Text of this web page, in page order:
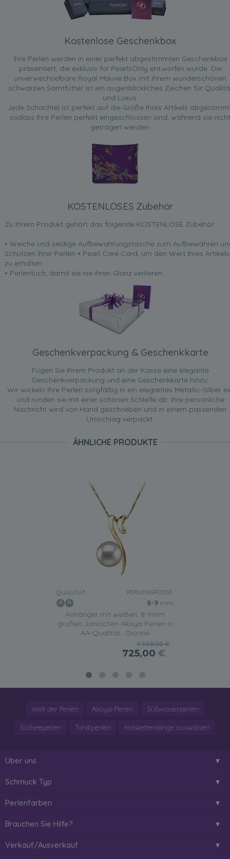
Kostenlose Geschenkbox
Ihre Perlen werden in einer perfekt abgestimmten Geschenkbox
präsentiert, die exklusiv für PearlsOnly entworfen wurde. Die
unverwechselbare Royal Mauve Box mit ihrem wunderschönen
schwarzen Samtfutter ist ein augenblickliches Zeichen für
und Luxus.
Jede Schachtel ist perfekt auf die Größe Ihres Artikels
sodass Ihre Perlen perfekt eingeschlossen sind, während sie nicht
getragen werden.
KOSTENLOSES Zubehör
Zu Ihrem Produkt gehört das folgende KOSTENLOSE Zubehör:
• Weiche und seidige Aufbewahrungstasche zum Aufbewahren
Schützen Ihrer Perlen • Pearl Care Card, um den Wert Ihres Artikels
zu erhalten
• Perlentuch, damit sie nie ihren Glanz verlieren.
Geschenkverpackung & Geschenkkarte
Fügen Sie Ihrem Produkt an der Kasse eine elegante
Geschenkverpackung und eine Geschenkkarte hinzu.
Wir wickeln Ihre Perlen sorgfältig in ein elegantes Metallic-Silber
und runden sie mit einer schönen Schleife ab. Ihre persönliche
Nachricht wird von Hand geschrieben und in einem passenden
Umschlag verpackt.
ÄHNLICHE PRODUKTE
QUALITÄT: PERLENGRÖSSE:
8-9 mm
Anhänger mit weißen, 8-9mm
großen Janischen Akoya Perlen in
AA-Qualität , Dionne
4.409,00 €
725,00 €
Welt der Perlen Akoya-Perlen Süßwasserperlen
Südseeperlen Tahitiperlen Halskettenlänge auswählen
Über uns
Schmuck Typ
Perlenfarben
Brauchen Sie Hilfe?
Verkauf/Ausverkauf